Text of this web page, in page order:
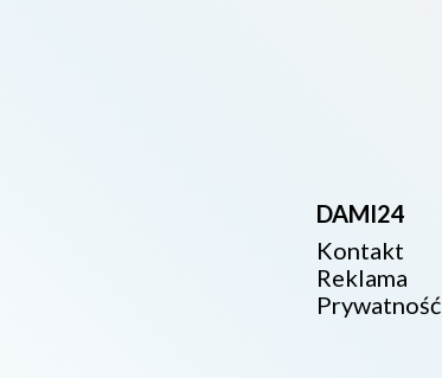
DAMI24
Kontakt
Reklama
Prywatność